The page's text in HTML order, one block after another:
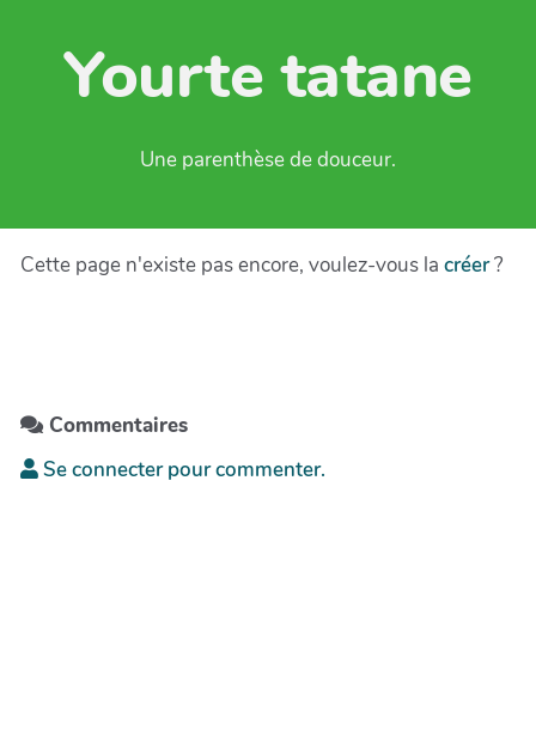
Yourte tatane
Une parenthèse de douceur.
Cette page n'existe pas encore, voulez-vous la créer?
Commentaires
Se connecter pour commenter.